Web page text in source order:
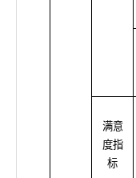
满意
度指
标